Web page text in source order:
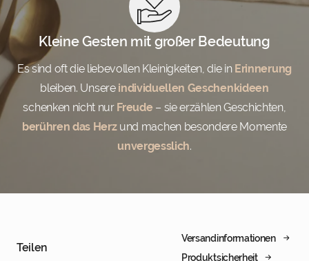
Kleine Gesten mit großer Bedeutung
Es sind oft die liebevollen Kleinigkeiten, die in Erinnerung
bleiben. Unsere individuellen Geschenkideen
schenken nicht nur Freude – sie erzählen Geschichten,
berühren das Herzund machen besondere Momente
unvergesslich.
Teilen
Versandinformationen
Produktsicherheit